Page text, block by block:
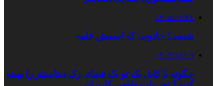
۱۴۰۵/۰۲/۳۱
شیمی؛ جادویی که اسمش علمه
۱۴۰۳/۱۲/۰۹
چگونه با کابل بک تو بک فضای رک دیتاسنتر را بهینه